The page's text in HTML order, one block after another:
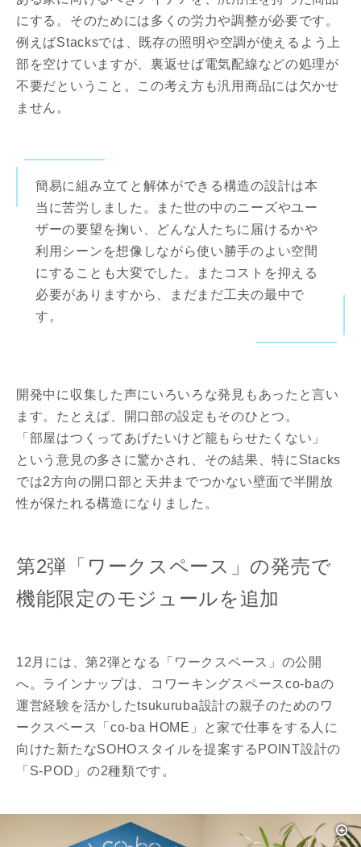
にする。そのためには多くの労力や調整が必要です。
例えばStacksでは、既存の照明や空調が使えるよう上
部を空けていますが、裏返せば電気配線などの処理が
不要だということ。この考え方も汎用商品には欠かせ
ません。
簡易に組み立てと解体ができる構造の設計は本
当に苦労しました。また世の中のニーズやユー
ザーの要望を掬い、どんな人たちに届けるかや
利用シーンを想像しながら使い勝手のよい空間
にすることも大変でした。またコストを抑える
必要がありますから、まだまだ工夫の最中で
す。
開発中に収集した声にいろいろな発見もあったと言い
ます。たとえば、開口部の設定もそのひとつ。
「部屋はつくってあげたいけど籠もらせたくない」
という意見の多さに驚かされ、その結果、特にStacks
では2方向の開口部と天井までつかない壁面で半開放
性が保たれる構造になりました。
第2弾「ワークスペース」の発売で
機能限定のモジュールを追加
12月には、第2弾となる「ワークスペース」の公開
へ。ラインナップは、コワーキングスペースco-baの
運営経験を活かしたtsukuruba設計の親子のためのワ
ークスペース「co-ba HOME」と家で仕事をする人に
向けた新たなSOHOスタイルを提案するPOINT設計の
「S-POD」の2種類です。